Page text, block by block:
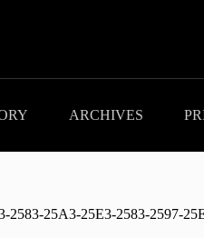
ARCHIVES
25A3-25E3-2583-2597-